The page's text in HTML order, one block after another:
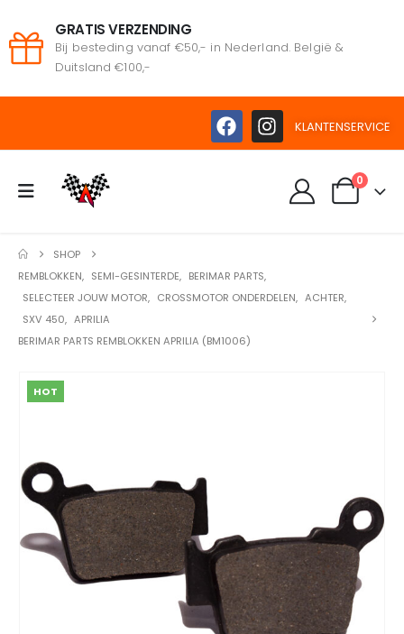
GRATIS VERZENDING
Bij besteding vanaf €50,- in Nederland. België &
Duitsland €100,-
KLANTENSERVICE
0
SHOP
REMBLOKKEN, SEMI-GESINTERDE, BERIMAR PARTS,
SELECTEER JOUW MOTOR, CROSSMOTOR ONDERDELEN, ACHTER,
SXV 450, APRILIA
BERIMAR PARTS REMBLOKKEN APRILIA (BM1006)
HOT